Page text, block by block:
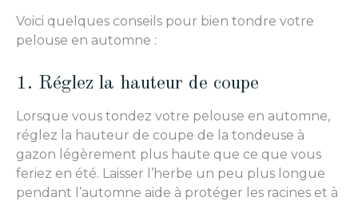
Voici quelques conseils pour bien tondre votre
pelouse en automne :
1. Réglez la hauteur de coupe
Lorsque vous tondez votre pelouse en automne,
réglez la hauteur de coupe de la tondeuse à
gazon légèrement plus haute que ce que vous
feriez en été. Laisser l’herbe un peu plus longue
pendant l’automne aide à protéger les racines et à